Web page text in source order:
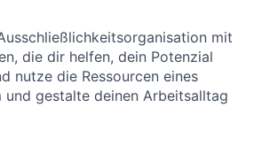
mit
die dir helfen, dein Potenzial
nutze die Ressourcen eines
gestalte deinen Arbeitsalltag